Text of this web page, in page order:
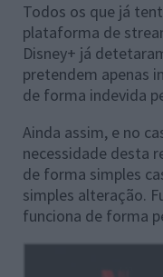
Todos os que já
plataforma de
Disney+ já
pretendem apenas
de forma indevida
Ainda assim, e no
necessidade desta
de forma simples
simples alteração.
funciona de forma